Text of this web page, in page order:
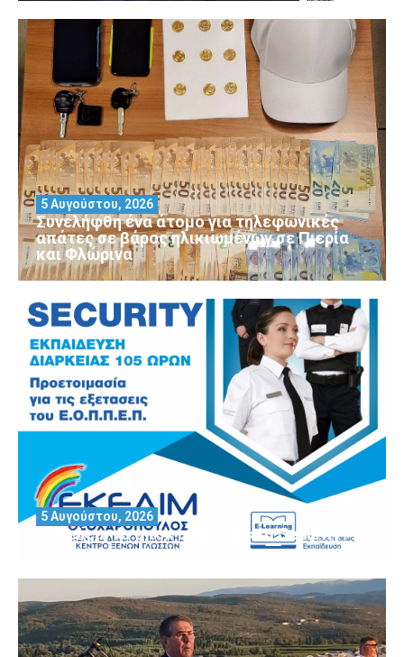
Συνελήφθη ένα άτομο για τηλεφωνικές
απάτες σε βάρος ηλικιωμένων σε Πιερία
και Φλώρινα
5 Αυγούστου, 2026
Θέλεις να αποκτήσεις άδεια Security?
5 Αυγούστου, 2026